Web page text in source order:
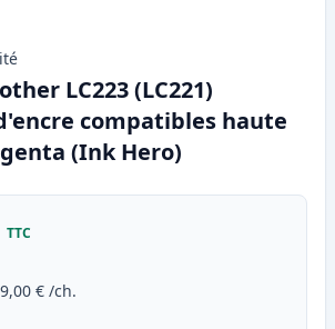
LC223 (LC221)
compatibles haute
(Ink Hero)
TTC
9,00 € /ch.